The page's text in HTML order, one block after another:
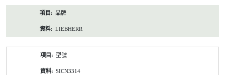
品牌
LIEBHERR
型號
SICN3314